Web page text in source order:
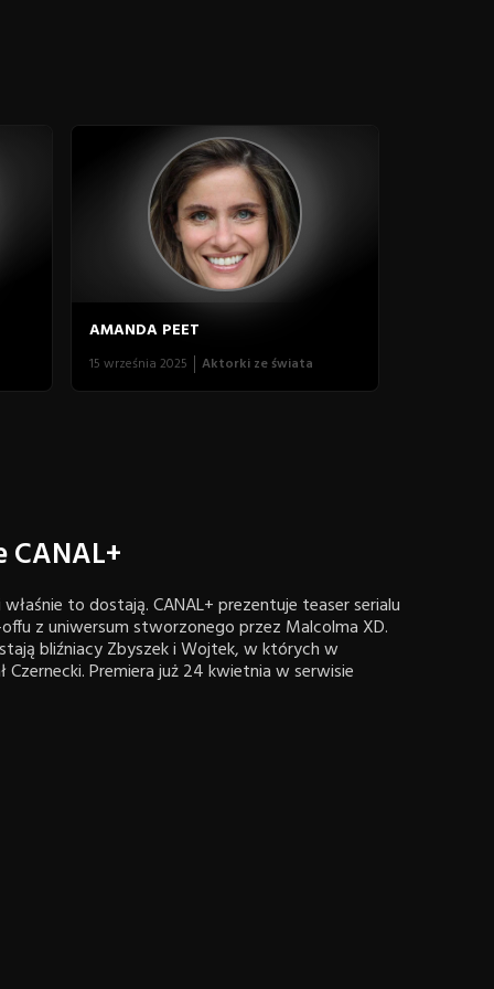
AMANDA PEET
15 września 2025 Aktorki ze świata
CANAL+
to dostają. CANAL+ prezentuje teaser serialu
offu z uniwersum stworzonego przez Malcolma XD.
bliźniacy Zbyszek i Wojtek, w których w
Premiera już 24 kwietnia w serwisie